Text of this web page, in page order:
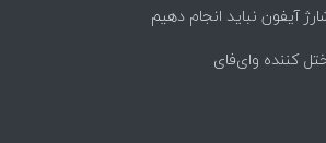
آیفون نباید انجام دهیم
کننده وای‌فای